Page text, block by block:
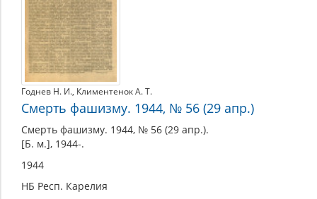
Годнев Н. И., Климентенок А. Т.
Смерть фашизму. 1944, № 56 (29 апр.)
Смерть фашизму. 1944, № 56 (29 апр.).
[Б. м.], 1944-.
1944
НБ Респ. Карелия